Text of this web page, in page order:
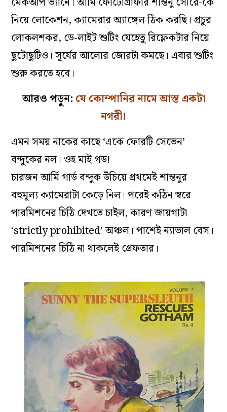
নিয়ে লোকেশন, ক্যামেরার অ্যাঙ্গেল ঠিক করছি। প্রচুর
লোকলশকর, ডে-লাইট শুটিং যেহেতু রিফ্লেকটার নিয়ে
ছুটোছুটিও। সূর্যের আলোর জোরটা কমছে। এবার শুটিং
শুরু করতে হবে।
আরও পড়ুন: যে কোম্পানির নামে আস্ত একটা
নগরী!
এমন সময় নাকের কাছে ‘একে ফোরটি সেভেন’
বন্দুকের নল। ওহ মাই গড!
চারজন আর্মি গার্ড বন্দুক উঁচিয়ে প্রথমেই শান্তনুর
বহুমূল্য ক্যামেরাটা কেড়ে নিল। পরেই কঠিন স্বরে
পারমিশনের চিঠি দেখতে চাইল, কারণ জায়গাটা
‘strictly prohibited’ অঞ্চল। পাশেই ন্যাভাল বেস।
পারমিশনের চিঠি না থাকলেই গ্রেফতার।